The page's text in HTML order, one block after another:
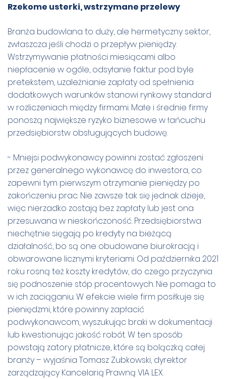
Rzekome usterki, wstrzymane przelewy
Branża budowlana to duży, ale hermetyczny sektor,
zwłaszcza jeśli chodzi o przepływ pieniędzy.
Wstrzymywanie płatności miesiącami albo
niepłacenie w ogóle, odsyłanie faktur pod byle
pretekstem, uzależnianie zapłaty od spełnienia
dodatkowych warunków stanowi rynkowy standard
w rozliczeniach między firmami. Małe i średnie firmy
ponoszą największe ryzyko biznesowe w łańcuchu
przedsiębiorstw obsługujących budowę.
- Mniejsi podwykonawcy powinni zostać zgłoszeni
przez generalnego wykonawcę do inwestora, co
zapewni tym pierwszym otrzymanie pieniędzy po
zakończeniu prac. Nie zawsze tak się jednak dzieje,
więc nierzadko zostają bez zapłaty lub jest ona
przesuwana w nieskończoność. Przedsiębiorstwa
niechętnie sięgają po kredyty na bieżącą
działalność, bo są one obudowane biurokracją i
obwarowane licznymi kryteriami. Od października 2021
roku rosną też koszty kredytów, do czego przyczynia
się podnoszenie stóp procentowych. Nie pomaga to
w ich zaciąganiu. W efekcie wiele firm posiłkuje się
pieniędzmi, które powinny zapłacić
podwykonawcom, wyszukując braki w dokumentacji
lub kwestionując jakość robót. W ten sposób
powstają zatory płatnicze, które są bolączką całej
branży – wyjaśnia Tomasz Zubkowski, dyrektor
zarządzający Kancelarią Prawną VIA LEX.